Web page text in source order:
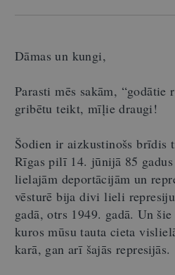
Dāmas un kungi,
Parasti mēs sakām, “godātie
gribētu teikt, mīļie draugi!
Šodien ir aizkustinošs brīdis
Rīgas pilī 14. jūnijā 85
lielajām deportācijām un
vēsturē bija divi lieli
gadā, otrs 1949. gadā. Un
kuros mūsu tauta cieta
karā, gan arī šajās represijās.